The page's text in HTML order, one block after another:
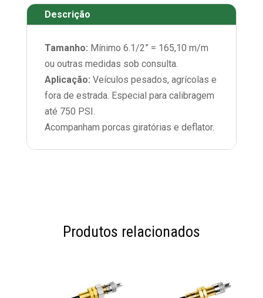
Descrição
Tamanho: Mínimo 6.1/2” = 165,10 m/m
ou outras medidas sob consulta.
Aplicação: Veículos pesados, agrícolas e
fora de estrada. Especial para calibragem
até 750 PSI.
Acompanham porcas giratórias e deflator.
Produtos relacionados